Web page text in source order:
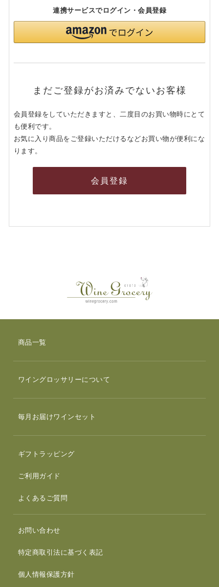
連携サービスでログイン・会員登録
まだご登録がお済みでないお客様
会員登録をしていただきますと、二度目のお買い物時にとて
も便利です。
お気に入り商品をご登録いただけるなどお買い物が便利にな
ります。
会員登録
商品一覧
ワイングロッサリーについて
毎月お届けワインセット
ギフトラッピング
ご利用ガイド
よくあるご質問
お問い合わせ
特定商取引法に基づく表記
個人情報保護方針